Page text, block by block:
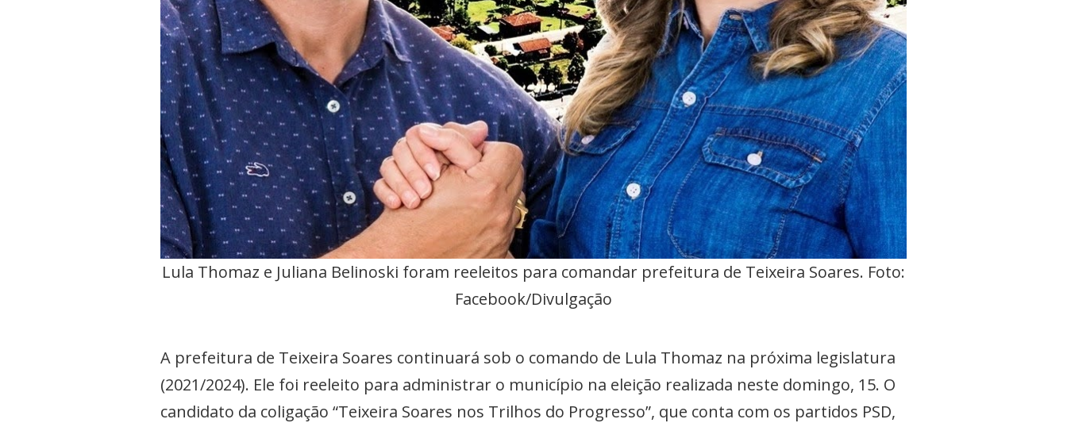
Lula Thomaz e Juliana Belinoski foram reeleitos para comandar prefeitura de Teixeira Soares. Foto:
Facebook/Divulgação
A prefeitura de Teixeira Soares continuará sob o comando de Lula Thomaz na próxima legislatura
(2021/2024). Ele foi reeleito para administrar o município na eleição realizada neste domingo, 15. O
candidato da coligação “Teixeira Soares nos Trilhos do Progresso”, que conta com os partidos PSD,